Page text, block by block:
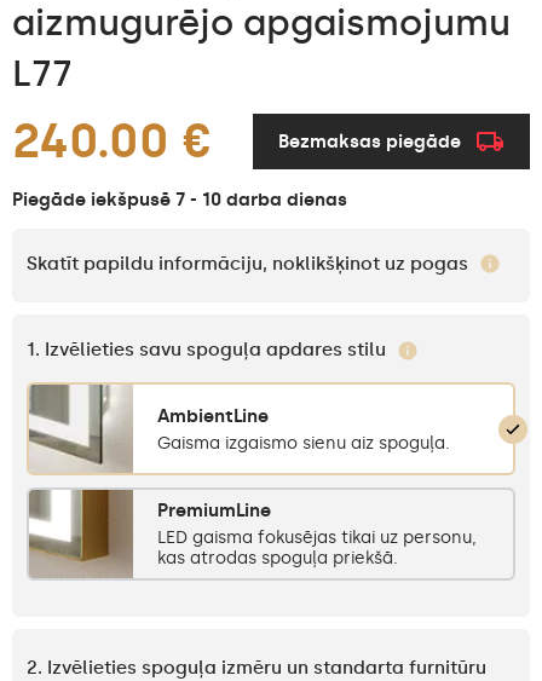
aizmugurējo apgaismojumu
L77
240.00 € Bezmaksas piegāde
Piegāde iekšpusē 7 - 10 darba dienas
Skatīt papildu informāciju, noklikšķinot uz pogas
1. Izvēlieties savu spoguļa apdares stilu
AmbientLine
Gaisma izgaismo sienu aiz spoguļa.
PremiumLine
LED gaisma fokusējas tikai uz personu,
kas atrodas spoguļa priekšā.
2. Izvēlieties spoguļa izmēru un standarta furnitūru